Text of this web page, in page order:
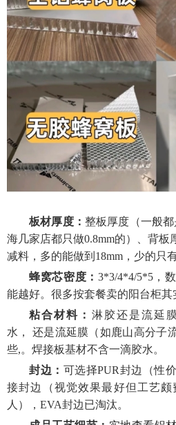
板材厚度： 整板厚度（一般都
海几家店都只做0.8mm的）、背板
减料，多的能做到18mm，少的只
蜂窝芯密度： 3*3/4*4/5*5，
能越好。很多按套餐卖的阳台柜其
粘合材料 ： 淋胶还是流延
水，
还是流延膜（如鹿山高分子
些,。 焊接板基材不含一滴胶水。
封边： 可选择PUR封边 （性
接封边 （视觉效果最好但工艺
人）
， EVA封边已淘汰。